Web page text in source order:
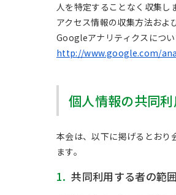
人を特定することなく収集し
アクセス情報の収集方法およ
Googleアナリティクスにつ
http://www.google.com/
個人情報の共同利
本会は、以下に掲げるとおり
ます。
1. 共同利用する者の範